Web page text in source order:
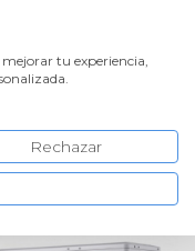
tu experiencia,
Rechazar